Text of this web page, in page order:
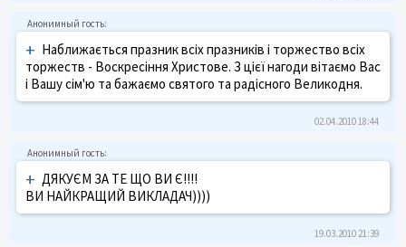
+ Наближається празник всіх празників і торжество всіх
торжеств - Воскресіння Христове. З цієї нагоди вітаємо Вас
і Вашу сім'ю та бажаємо святого та радісного Великодня.
02.04.2010 18:44
+ ДЯКУЄМ ЗА ТЕ ЩО ВИ Є!!!!
ВИ НАЙКРАЩИЙ ВИКЛАДАЧ))))
19.03.2010 21:39